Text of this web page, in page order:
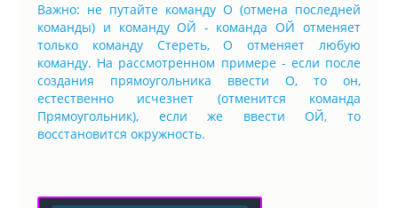
Важно: не путайте команду О (отмена последней
команды) и команду ОЙ - команда ОЙ отменяет
только команду Стереть, О отменяет любую
команду. На рассмотренном примере - если после
создания прямоугольника ввести О, то он,
естественно исчезнет (отменится команда
Прямоугольник), если же ввести ОЙ, то
восстановится окружность.